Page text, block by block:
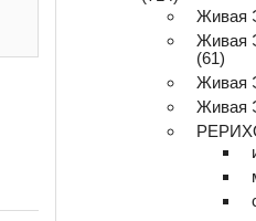
Живая
Живая
(61)
Живая
Живая